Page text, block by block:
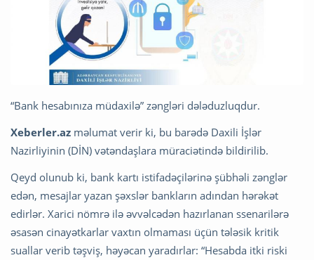
“Bank hesabınıza müdaxilə” zəngləri dələduzluqdur.
Xeberler.az məlumat verir ki, bu barədə Daxili İşlər
Nazirliyinin (DİN) vətəndaşlara müraciətində bildirilib.
Qeyd olunub ki, bank kartı istifadəçilərinə şübhəli zənglər
edən, mesajlar yazan şəxslər bankların adından hərəkət
edirlər. Xarici nömrə ilə əvvəlcədən hazırlanan ssenarilərə
əsasən cinayətkarlar vaxtın olmaması üçün tələsik kritik
suallar verib təşviş, həyəcan yaradırlar: “Hesabda itki riski